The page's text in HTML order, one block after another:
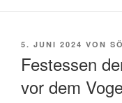
VERÖFFENTLICHT
5. JUNI 2024 VON
Festessen
vor dem